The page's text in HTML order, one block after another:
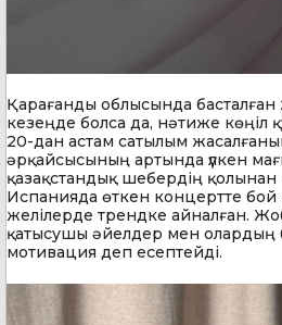
Қарағанды облысында басталған
кезеңде болса да, нәтиже көңіл
20-дан астам сатылым
әрқайсысының артында үлкен
қазақстандық шебердің
Испанияда өткен концертте бой
желілерде трендке айналған.
қатысушы әйелдер мен олардың
мотивация деп есептейді.